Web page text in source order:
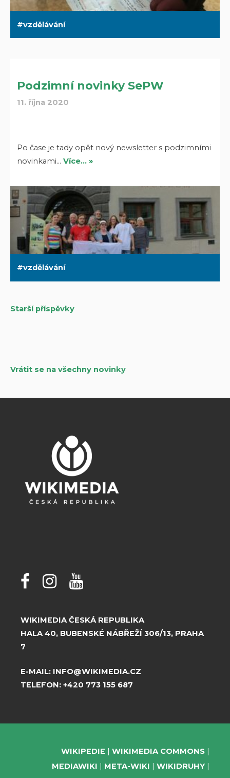
vzdělávání
Podzimní novinky SePW
11. října 2020
Po čase je tady opět nový newsletter s podzimními
novinkami…Více… »
vzdělávání
Navigace
Starší příspěvky
Vrátit se na všechny novinky
WIKIMEDIA ČESKÁ REPUBLIKA
HALA 40, BUBENSKÉ NÁBŘEŽÍ 306/13, PRAHA
7
E-MAIL: INFO@WIKIMEDIA.CZ
TELEFON: +420 773 155 687
WIKIPEDIE
WIKIMEDIA COMMONS
MEDIAWIKI
META-WIKI
WIKIDRUHY